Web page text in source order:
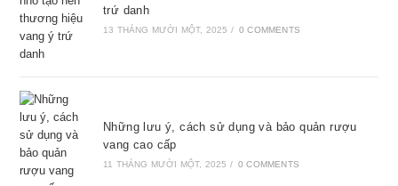
trứ danh
13 THÁNG MƯỜI MỘT, 2025 / 0 COMMENTS
Những lưu ý, cách sử dụng và bảo quản rượu
vang cao cấp
11 THÁNG MƯỜI MỘT, 2025 / 0 COMMENTS